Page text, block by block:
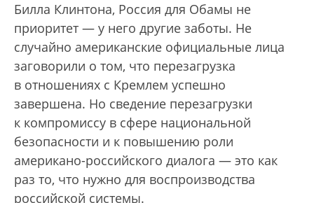
Билла Клинтона, Россия для Обамы не
приоритет — у него другие заботы. Не
случайно американские официальные лица
заговорили о том, что перезагрузка
в отношениях с Кремлем успешно
завершена. Но сведение перезагрузки
к компромиссу в сфере национальной
безопасности и к повышению роли
американо-российского диалога — это как
раз то, что нужно для воспроизводства
российской системы.